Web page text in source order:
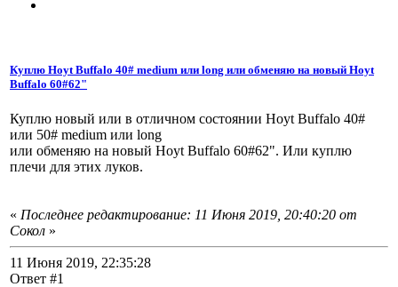
Куплю Hoyt Buffalo 40# medium или long или обменяю на новый Hoyt
Buffalo 60#62"
Куплю новый или в отличном состоянии Hoyt Buffalo 40#
или 50# medium или long
или обменяю на новый Hoyt Buffalo 60#62". Или куплю
плечи для этих луков.
« Последнее редактирование: 11 Июня 2019, 20:40:20 от
Сокол »
11 Июня 2019, 22:35:28
Ответ #1